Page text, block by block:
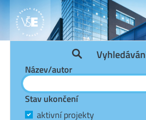
Název/autor
Stav ukončení
aktivní projekty